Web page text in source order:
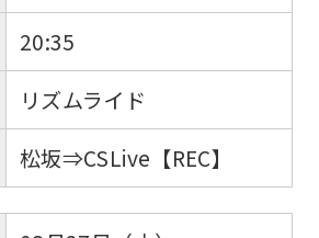
20:35
リズムライド
松坂⇒CSLive【REC】